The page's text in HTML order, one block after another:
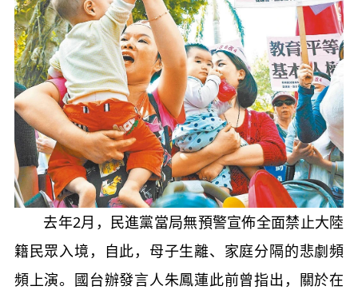
去年2月，民進黨當局無預警宣佈全面禁止大陸
籍民眾入境，自此，母子生離、家庭分隔的悲劇頻
頻上演。國台辦發言人朱鳳蓮此前曾指出，關於在